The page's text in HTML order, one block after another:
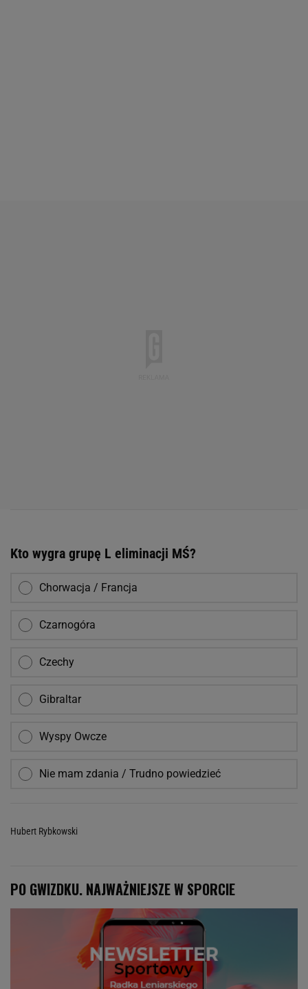
Kto wygra grupę L eliminacji MŚ?
Chorwacja / Francja
Czarnogóra
Czechy
Gibraltar
Wyspy Owcze
Nie mam zdania / Trudno powiedzieć
Hubert Rybkowski